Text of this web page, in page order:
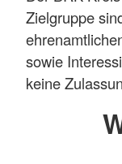
Zielgruppe
sowie
keine